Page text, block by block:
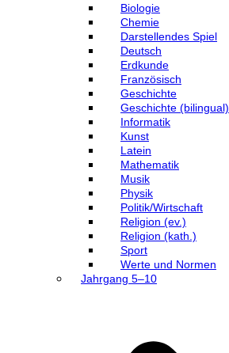
Biologie
Chemie
Darstellendes Spiel
Deutsch
Erdkunde
Französisch
Geschichte
Geschichte (bilingual)
Informatik
Kunst
Latein
Mathematik
Musik
Physik
Politik/Wirtschaft
Religion (ev.)
Religion (kath.)
Sport
Werte und Normen
Jahrgang 5–10